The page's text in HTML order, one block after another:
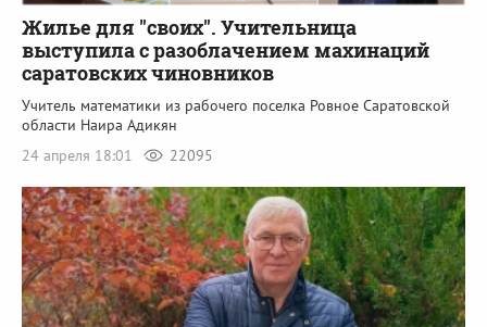
Жилье для "своих". Учительница
выступила с разоблачением махинаций
саратовских чиновников
Учитель математики из рабочего поселка Ровное Саратовской
области Наира Адикян
24 апреля 18:01
22095